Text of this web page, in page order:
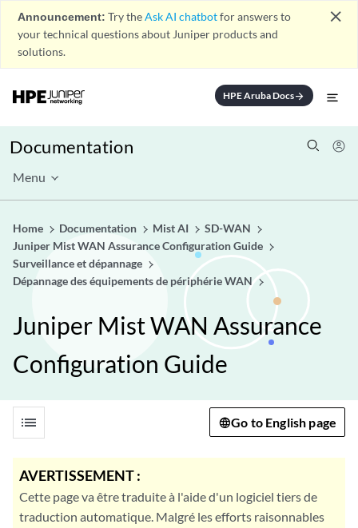
Announcement: Try theAsk AI chatbotfor answers to
your technical questions about Juniper products and
solutions.
close
HPE Aruba Docsarrow_forward
Documentation
Menu
Home Documentation Mist AI
SD-WAN
Juniper Mist WAN Assurance Configuration Guide
Surveillance et dépannage
Dépannage des équipements de périphérie WAN
Juniper Mist WAN Assurance
Configuration Guide
list Go to English page
AVERTISSEMENT :
Cette page va être traduite à l'aide d'un logiciel tiers de
traduction automatique. Malgré les efforts raisonnables